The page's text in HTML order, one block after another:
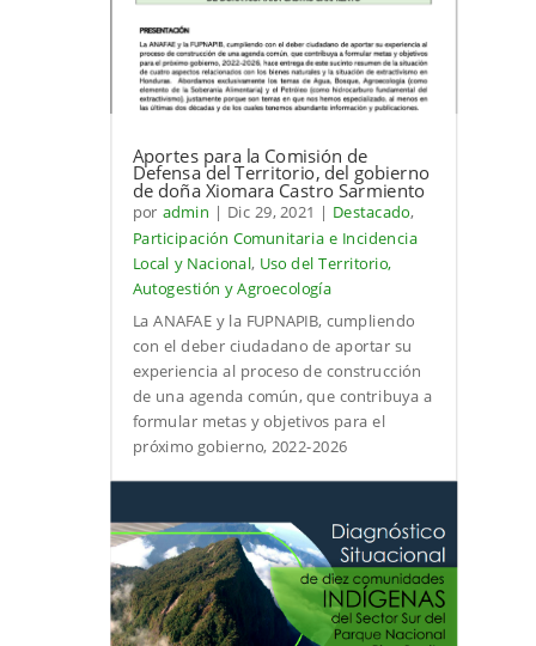
Aportes para la Comisión de
Defensa del Territorio, del gobierno
de doña Xiomara Castro Sarmiento
por admin | Dic 29, 2021 | Destacado,
Participación Comunitaria e Incidencia
Local y Nacional, Uso del Territorio,
Autogestión y Agroecología
La ANAFAE y la FUPNAPIB, cumpliendo
con el deber ciudadano de aportar su
experiencia al proceso de construcción
de una agenda común, que contribuya a
formular metas y objetivos para el
próximo gobierno, 2022-2026